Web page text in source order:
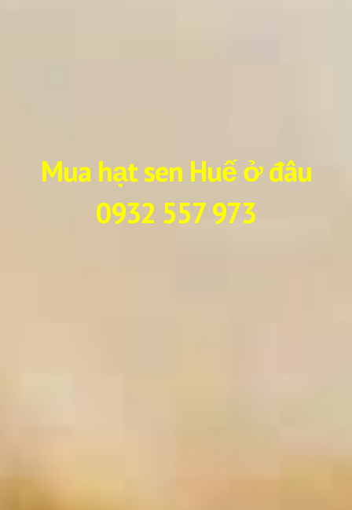
Mua hạt sen Huế ở đâu
0932 557 973